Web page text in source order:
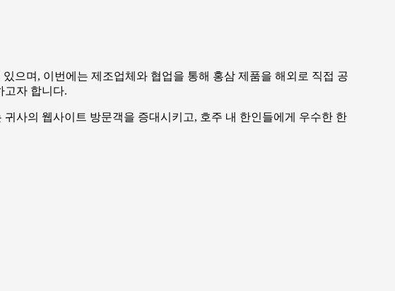
으며 , 이번에는 제조업체와 협업을 통해 홍삼 제품을 해외로 직접 공
고자 합니다.
귀사의 웹사이트 방문객을 증대시키고, 호주 내 한인들에게 우수한 한